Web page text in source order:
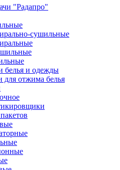
"Радапро"
сушильные
белья и одежды
для отжима белья